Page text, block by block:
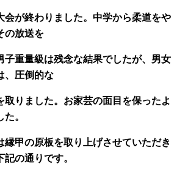
会が終わりました。中学から柔道をや
の放送を
子重量級は残念な結果でしたが、男女
、圧倒的な
取りました。お家芸の面目を保ったよ
。
縁甲の原板を取り上げさせていただき
の通りです。